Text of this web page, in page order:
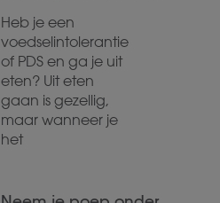
Heb je een
voedselintolerantie
of PDS en ga je uit
eten? Uit eten
gaan is gezellig,
maar wanneer je
het